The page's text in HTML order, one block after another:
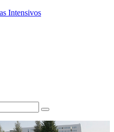
Intensivos